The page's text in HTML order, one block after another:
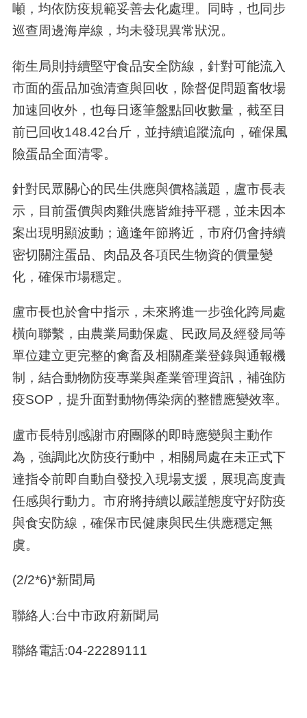
噸，均依防疫規範妥善去化處理。同時，也同步
巡查周邊海岸線，均未發現異常狀況。
衛生局則持續堅守食品安全防線，針對可能流入
市面的蛋品加強清查與回收，除督促問題畜牧場
加速回收外，也每日逐筆盤點回收數量，截至目
前已回收148.42台斤，並持續追蹤流向，確保風
險蛋品全面清零。
針對民眾關心的民生供應與價格議題，盧市長表
示，目前蛋價與肉雞供應皆維持平穩，並未因本
案出現明顯波動；適逢年節將近，市府仍會持續
密切關注蛋品、肉品及各項民生物資的價量變
化，確保市場穩定。
盧市長也於會中指示，未來將進一步強化跨局處
橫向聯繫，由農業局動保處、民政局及經發局等
單位建立更完整的禽畜及相關產業登錄與通報機
制，結合動物防疫專業與產業管理資訊，補強防
疫SOP，提升面對動物傳染病的整體應變效率。
盧市長特別感謝市府團隊的即時應變與主動作
為，強調此次防疫行動中，相關局處在未正式下
達指令前即自動自發投入現場支援，展現高度責
任感與行動力。市府將持續以嚴謹態度守好防疫
與食安防線，確保市民健康與民生供應穩定無
虞。
(2/2*6)*新聞局
聯絡人:台中市政府新聞局
聯絡電話:04-22289111